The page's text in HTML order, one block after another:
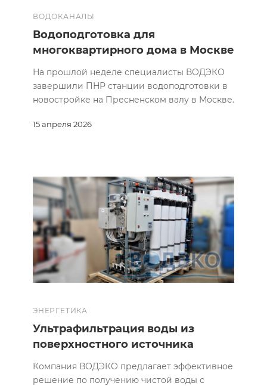
ВОДОКАНАЛЫ
15 апреля 2026
Водоподготовка для
многоквартирного дома в Москве
На прошлой неделе специалисты ВОДЭКО
завершили ПНР станции водоподготовки в
новостройке на Пресненском валу в Москве.
ЭНЕРГЕТИКА
Ультрафильтрация воды из
поверхностного источника
Компания ВОДЭКО предлагает эффективное
решение по получению чистой воды с